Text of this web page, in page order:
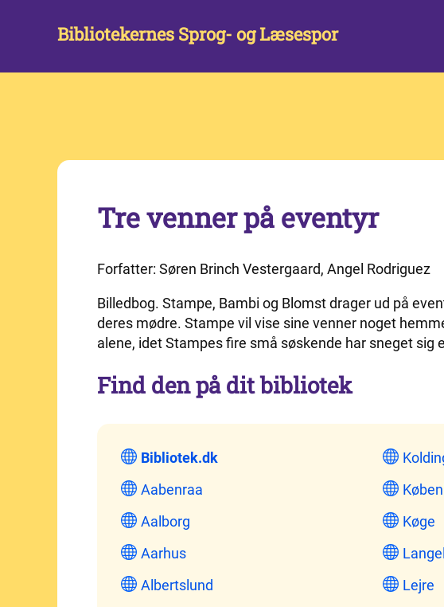
Bibliotekernes Sprog- og Læsespor
Tre venner på eventyr
Forfatter: Søren Brinch Vestergaard, Angel Rodriguez
Billedbog. Stampe, Bambi og Blomst drager ud på
deres mødre. Stampe vil vise sine venner noget
alene, idet Stampes fire små søskende har sneget sig
Find den på dit bibliotek
Bibliotek.dk
Aabenraa
Aalborg
Aarhus
Albertslund
Køge
Lejre